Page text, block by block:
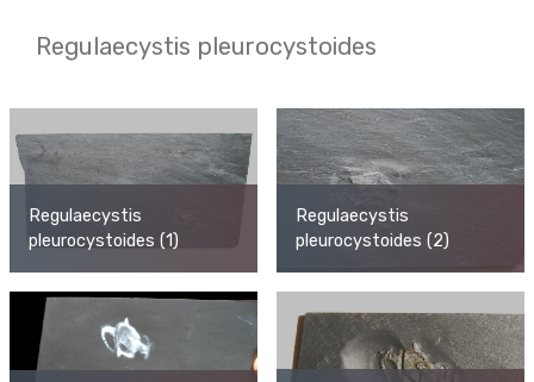
Regulaecystis pleurocystoides
Regulaecystis
pleurocystoides (1)
Regulaecystis
pleurocystoides (2)